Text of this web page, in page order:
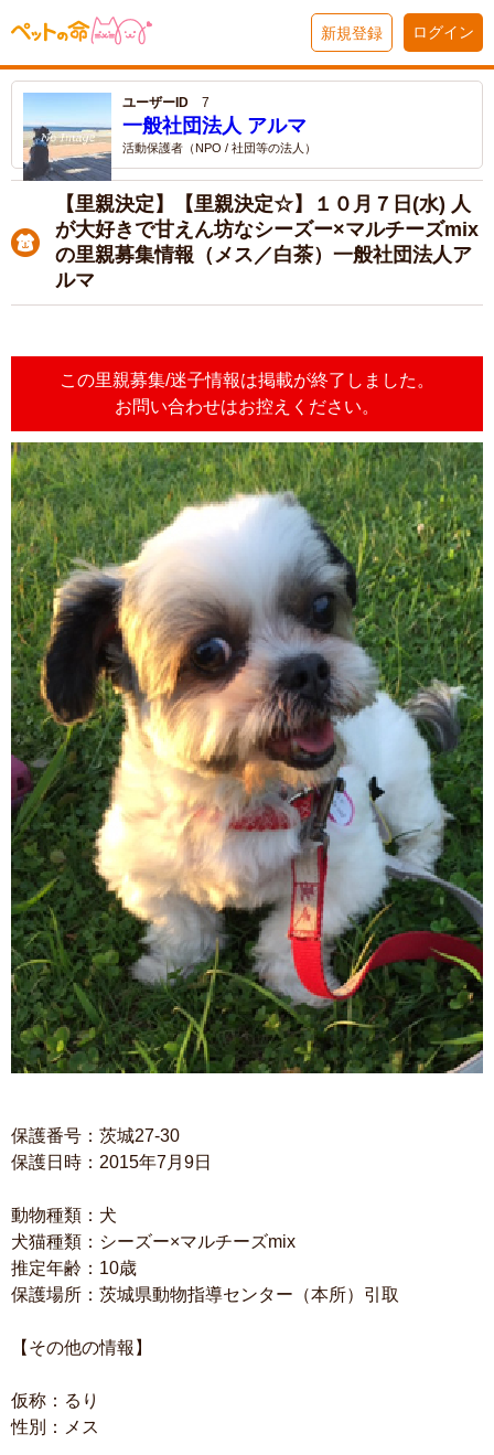
新規登録 ログイン
ユーザーID 7
一般社団法人 アルマ
活動保護者（NPO / 社団等の法人）
【里親決定】【里親決定☆】１０月７日(水) 人
が大好きで甘えん坊なシーズー×マルチーズmix
の里親募集情報（メス／白茶）一般社団法人ア
ルマ
この里親募集/迷子情報は掲載が終了しました。
お問い合わせはお控えください。
保護番号：茨城27-30
保護日時：2015年7月9日
動物種類：犬
犬猫種類：シーズー×マルチーズmix
推定年齢：10歳
保護場所：茨城県動物指導センター（本所）引取
【その他の情報】
仮称：るり
性別：メス